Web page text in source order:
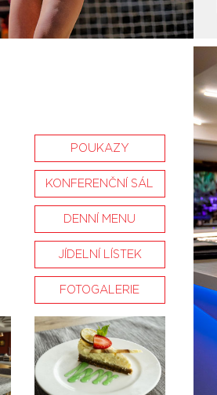
POUKAZY
KONFERENČNÍ SÁL
DENNÍ MENU
JÍDELNÍ LÍSTEK
FOTOGALERIE